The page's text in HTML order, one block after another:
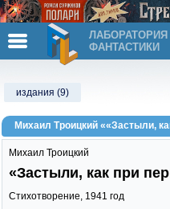
ЛАБОРАТОРИЯ
ФАНТАСТИКИ
издания (9)
Михаил Троицкий ««Застыли,
Михаил Троицкий
«Застыли, как при
Стихотворение, 1941 год